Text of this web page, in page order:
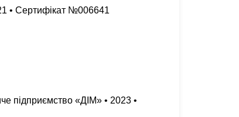
• Сертифікат №006641
підприємство «ДІМ» • 2023 •